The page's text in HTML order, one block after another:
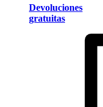
Devoluciones
gratuitas